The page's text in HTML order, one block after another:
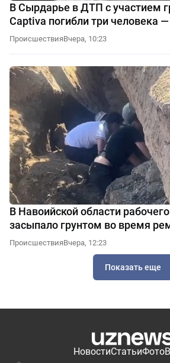
В Сырдарье в ДТП с участием
Captiva погибли три человека
ПроисшествияВчера, 10:23
В Навоийской области
засыпало грунтом во время
ПроисшествияВчера, 12:23
Показать еще
НовостиСтатьиФото